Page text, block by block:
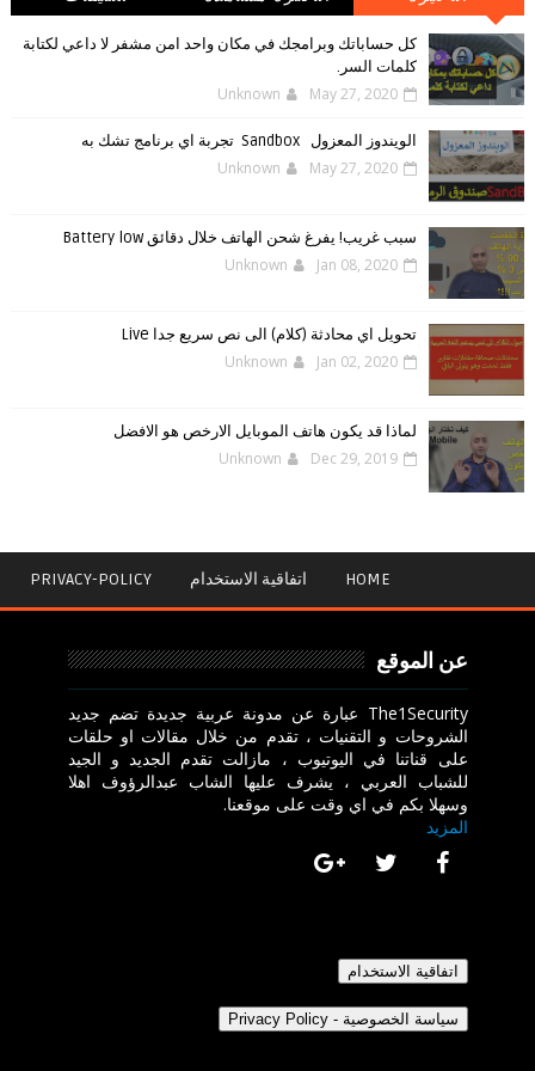
كل حساباتك وبرامجك في مكان واحد امن مشفر لا داعي لكتابة
كلمات السر.
Unknown May 27, 2020
الويندوز ‏المعزول ‏Sandbox ‎ ‎ ‏ ‏تجربة ‏اي ‏برنامج ‏تشك ‏به
Unknown May 27, 2020
سبب غريب! يفرغ شحن الهاتف خلال دقائق Battery low
Unknown Jan 08, 2020
تحويل اي محادثة (كلام) الى نص سريع جدا Live
Unknown Jan 02, 2020
لماذا قد يكون هاتف الموبايل الارخص هو الافضل
Unknown Dec 29, 2019
HOME اتفاقية الاستخدام PRIVACY-POLICY
عن الموقع
The1Security عبارة عن مدونة عربية جديدة تضم جديد
الشروحات و التقنيات ، تقدم من خلال مقالات او حلقات
على قناتنا في اليوتيوب ، مازالت تقدم الجديد و الجيد
للشباب العربي ، يشرف عليها الشاب عبدالرؤوف اهلا
وسهلا بكم في اي وقت على موقعنا.
المزيد